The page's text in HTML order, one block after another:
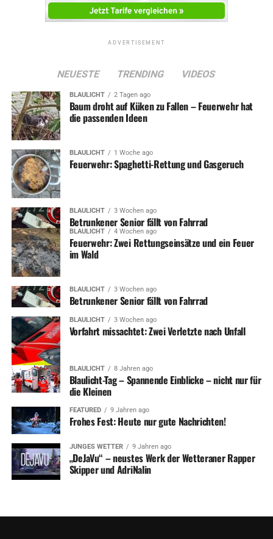
ADVERTISEMENT
NEUESTE TRENDING VIDEOS
BLAULICHT 2 Tagen ago
Baum droht auf Küken zu Fallen – Feuerwehr hat
die passenden Ideen
BLAULICHT 1 Woche ago
Feuerwehr: Spaghetti-Rettung und Gasgeruch
BLAULICHT 3 Wochen ago
Betrunkener Senior fällt von Fahrrad
BLAULICHT 4 Wochen ago
Feuerwehr: Zwei Rettungseinsätze und ein Feuer
im Wald
BLAULICHT 3 Wochen ago
Betrunkener Senior fällt von Fahrrad
BLAULICHT 3 Wochen ago
Vorfahrt missachtet: Zwei Verletzte nach Unfall
BLAULICHT 8 Jahren ago
Blaulicht-Tag – Spannende Einblicke – nicht nur für
die Kleinen
FEATURED 9 Jahren ago
Frohes Fest: Heute nur gute Nachrichten!
JUNGES WETTER 9 Jahren ago
„DeJaVu“ – neustes Werk der Wetteraner Rapper
Skipper und AdriNalin